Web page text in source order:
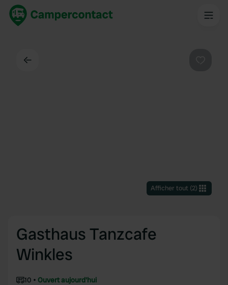
Afficher tout(2)
Gasthaus Tanzcafe
Winkles
10
Ouvert aujourd'hui